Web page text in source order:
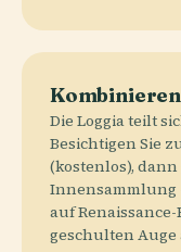
Die Loggia teilt
Besichtigen Sie
(kostenlos),
Innensammlung
auf
geschulten Auge